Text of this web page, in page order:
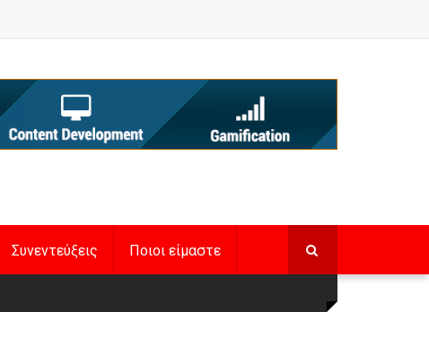
Συνεντεύξεις Ποιοι είμαστε